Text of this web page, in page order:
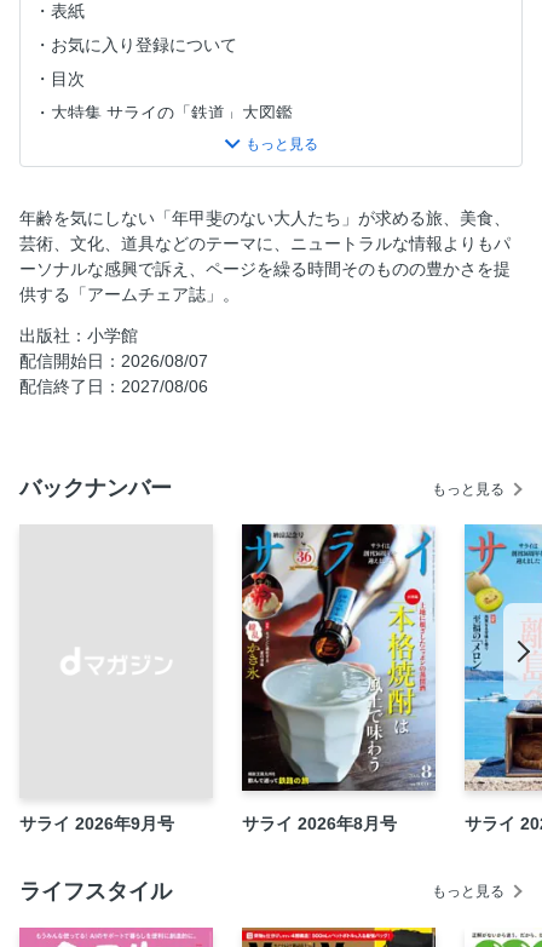
表紙
お気に入り登録について
目次
大特集 サライの「鉄道」大図鑑
「鉄道の旅は鉄路とその周辺に積み重なった歴史を辿る旅で
もあります」
第1部 現役「車両」大図鑑
現役「新幹線」大図鑑
スリット写真で一気見 新幹線「全路線」車両編成
鉄道写真家・広田尚敬 未発表作品 〝最後〟のSL「C57」
蒸気機関車全国図鑑
サンライズエクスプレス 早朝5時30分の四季
旧国鉄時代の色をまとった現役車両
アンケート／バックナンバー
第2部 今、乗っておきたい鉄道路線
「『世界の車窓から』では、その地の人の生活目線を大切に
しました」
「姨捨駅のスイッチバックは、地形と鉄道技術を体感できて
一度は乗りたい、JR系観光列車
奇想建築の駅舎を旅する
難航 十字語判断
年齢を気にしない「年甲斐のない大人たち」が求める旅、美食、
芸術、文化、道具などのテーマに、ニュートラルな情報よりもパ
ーソナルな感興で訴え、ページを繰る時間そのものの豊かさを提
供する「アームチェア誌」。
出版社：小学館
配信開始日：2026/08/07
配信終了日：2027/08/06
バックナンバー もっと見る
サライ 2026年9月号 サライ 2026年8月号 サライ
ライフスタイル もっと見る